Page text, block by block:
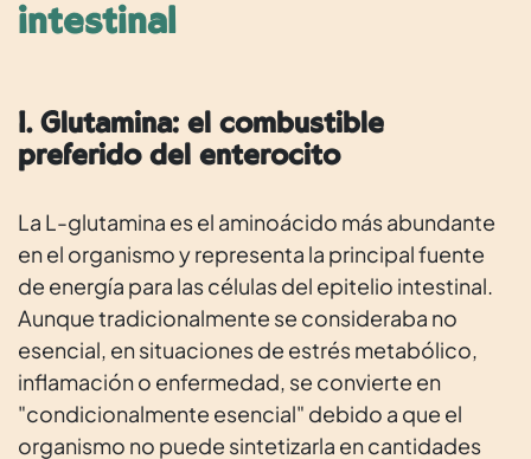
intestinal
1. Glutamina: el combustible
preferido del enterocito
La L-glutamina es el aminoácido más abundante
en el organismo y representa la principal fuente
de energía para las células del epitelio intestinal.
Aunque tradicionalmente se consideraba no
esencial, en situaciones de estrés metabólico,
inflamación o enfermedad, se convierte en
"condicionalmente esencial" debido a que el
organismo no puede sintetizarla en cantidades